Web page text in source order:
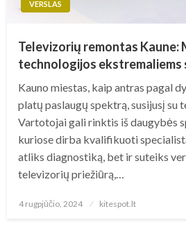
VERSLAS
Televizorių remontas Kaune:
technologijos ekstremaliems
Kauno miestas, kaip antras pagal
platų paslaugų spektrą, susijusį su
Vartotojai gali rinktis iš daugybės
kuriose dirba kvalifikuoti
atliks diagnostiką, bet ir suteiks
televizorių priežiūrą,…
Posted
4 rugpjūčio, 2024 kitespot.lt